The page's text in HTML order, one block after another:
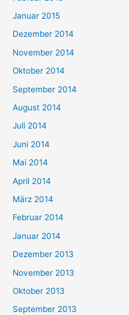
Januar 2015
Dezember 2014
November 2014
Oktober 2014
September 2014
August 2014
Juli 2014
Juni 2014
Mai 2014
April 2014
März 2014
Februar 2014
Januar 2014
Dezember 2013
November 2013
Oktober 2013
September 2013